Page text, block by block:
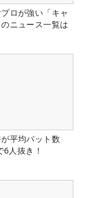
ロが強い「キャ
ニュース一覧は
平均パット数
6人抜き！